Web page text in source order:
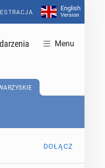
English
Version
Menu
DOŁĄCZ